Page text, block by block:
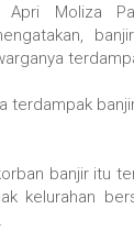
Apri Moliza
terdampak
banjir itu
kelurahan